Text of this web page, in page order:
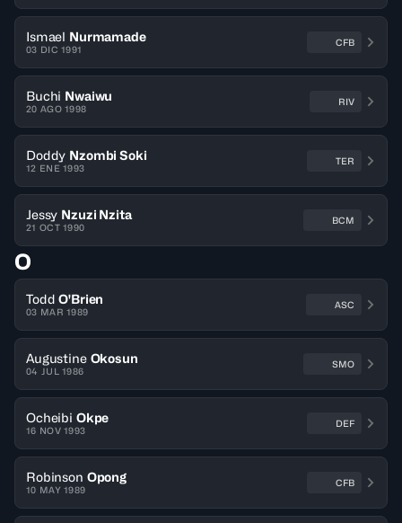
Ismael Nurmamade
03 DIC 1991
CFB
Buchi Nwaiwu
20 AGO 1998
RIV
Doddy Nzombi Soki
12 ENE 1993
TER
Jessy Nzuzi Nzita
21 OCT 1990
BCM
O
Todd O'Brien
03 MAR 1989
ASC
Augustine Okosun
04 JUL 1986
SMO
Ocheibi Okpe
16 NOV 1993
DEF
Robinson Opong
10 MAY 1989
CFB